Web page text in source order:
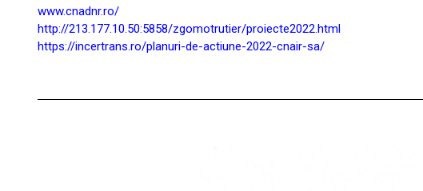
www.cnadnr.ro/
http://213.177.10.50:5858/zgomotrutier/proiecte2022.html
https://incertrans.ro/planuri-de-actiune-2022-cnair-sa/